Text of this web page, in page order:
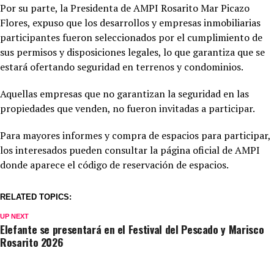
Por su parte, la Presidenta de AMPI Rosarito Mar Picazo
Flores, expuso que los desarrollos y empresas inmobiliarias
participantes fueron seleccionados por el cumplimiento de
sus permisos y disposiciones legales, lo que garantiza que se
estará ofertando seguridad en terrenos y condominios.
Aquellas empresas que no garantizan la seguridad en las
propiedades que venden, no fueron invitadas a participar.
Para mayores informes y compra de espacios para participar,
los interesados pueden consultar la página oficial de AMPI
donde aparece el código de reservación de espacios.
RELATED TOPICS:
UP NEXT
Elefante se presentará en el Festival del Pescado y Marisco
Rosarito 2026